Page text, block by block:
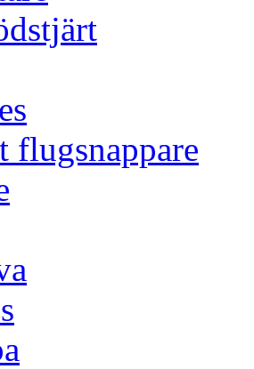
flugsnappare